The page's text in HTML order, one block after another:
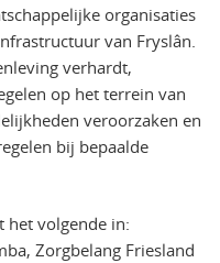
organisaties
van Fryslân.
verhardt,
op het terrein van
veroorzaken en
bij bepaalde
het volgende in:
Zorgbelang Friesland